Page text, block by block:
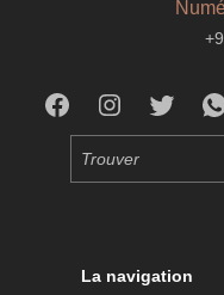
La navigation